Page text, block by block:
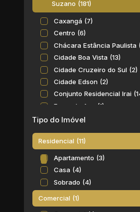
Suzano (181)
Caxangá (7)
Centro (6)
Chácara Estância Paulista
Cidade Boa Vista (13)
Cidade Cruzeiro do Sul (2)
Cidade Edson (2)
Conjunto Residencial Irai
Fazenda Aya (1)
Jardim Cacique (1)
Jardim Chácara Méa (1)
Jardim das Flores (1)
Jardim Europa (14)
Jardim Gardênia Azul (1)
Jardim Graziela (1)
Jardim Imperador (1)
Tipo do Imóvel
Residencial (11)
Apartamento (3)
Casa (4)
Sobrado (4)
Comercial (1)